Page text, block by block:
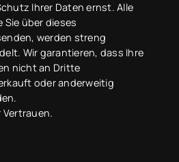
Ihrer Daten ernst. Alle
Sie über dieses
werden streng
Wir garantieren, dass Ihre
nicht an Dritte
oder anderweitig
Vertrauen.